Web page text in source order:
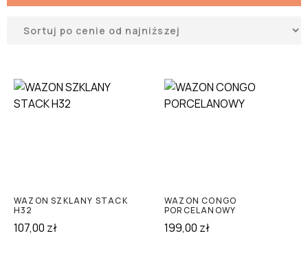
WAZON SZKLANY STACK
H32
107,00 zł
WAZON CONGO
PORCELANOWY
199,00 zł